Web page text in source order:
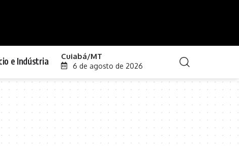
e Indústria Cuiabá/MT
6 de agosto de 2026